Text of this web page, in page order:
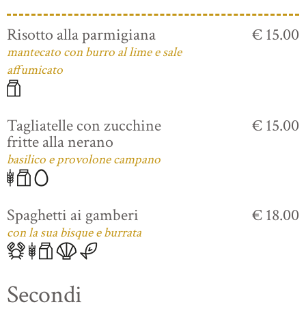
Risotto alla parmigiana
mantecato con burro al lime e sale
affumicato
€ 15.00
Tagliatelle con zucchine
fritte alla nerano
basilico e provolone campano
€ 15.00
Spaghetti ai gamberi
con la sua bisque e burrata
€ 18.00
Secondi